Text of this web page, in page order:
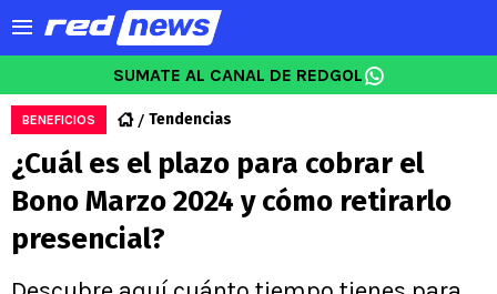
SUMATE AL CANAL DE REDGOL
BENEFICIOS Tendencias
¿Cuál es el plazo para cobrar el
Bono Marzo 2024 y cómo retirarlo
presencial?